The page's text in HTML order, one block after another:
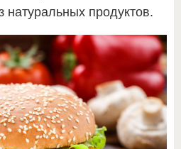
натуральных продуктов.